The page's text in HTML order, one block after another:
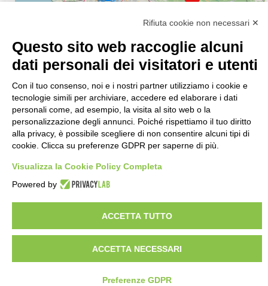
Rifiuta cookie non necessari ✕
Questo sito web raccoglie alcuni
dati personali dei visitatori e utenti
Con il tuo consenso, noi e i nostri partner utilizziamo i cookie e
tecnologie simili per archiviare, accedere ed elaborare i dati
personali come, ad esempio, la visita al sito web o la
personalizzazione degli annunci. Poiché rispettiamo il tuo diritto
alla privacy, è possibile scegliere di non consentire alcuni tipi di
cookie. Clicca su preferenze GDPR per saperne di più.
Visualizza la Cookie Policy Completa
Powered by
ACCETTA TUTTO
ACCETTA NECESSARI
Preferenze GDPR